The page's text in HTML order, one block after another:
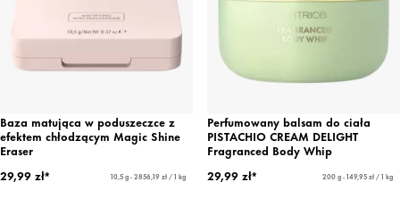
Baza matująca w poduszeczce z
efektem chłodzącym Magic Shine
Eraser
29,99 zł*
10,5 g - 2856,19 zł / 1 kg
Perfumowany balsam do ciała
PISTACHIO CREAM DELIGHT
Fragranced Body Whip
29,99 zł*
200 g - 149,95 zł / 1 kg